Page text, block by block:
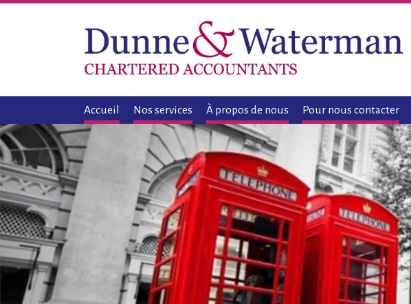
Accueil Nos services À propos de nous Pour nous contacter